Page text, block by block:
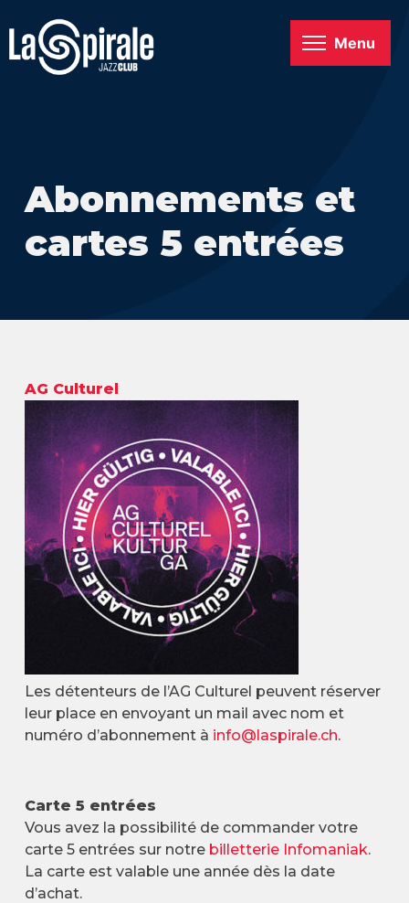
Menu
Abonnements et
cartes 5 entrées
AG Culturel
Les détenteurs de l’AG Culturel peuvent réserver
leur place en envoyant un mail avec nom et
numéro d’abonnement à info@laspirale.ch.
Carte 5 entrées
Vous avez la possibilité de commander votre
carte 5 entrées sur notre billetterie Infomaniak.
La carte est valable une année dès la date
d’achat.